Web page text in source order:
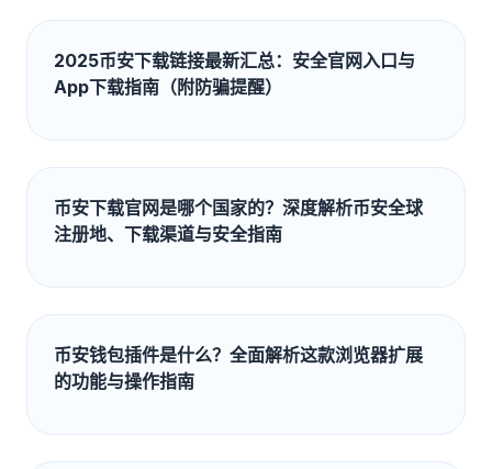
2025币安下载链接最新汇总：安全官网入口与
App下载指南（附防骗提醒）
币安下载官网是哪个国家的？深度解析币安全球
注册地、下载渠道与安全指南
币安钱包插件是什么？全面解析这款浏览器扩展
的功能与操作指南